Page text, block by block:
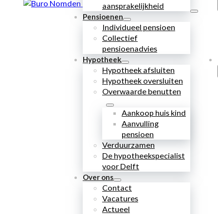
aansprakelijkheid
Pensioenen
Individueel pensioen
Collectief
pensioenadvies
Hypotheek
Hypotheek afsluiten
Hypotheek oversluiten
Overwaarde benutten
Aankoop huis kind
Aanvulling
pensioen
Verduurzamen
De hypotheekspecialist
voor Delft
Over ons
Contact
Vacatures
Actueel